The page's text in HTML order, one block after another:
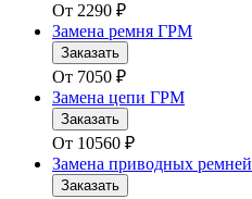
От 2290 ₽
Замена ремня ГРМ
Заказать
От 7050 ₽
Замена цепи ГРМ
Заказать
От 10560 ₽
Замена приводных ремней
Заказать